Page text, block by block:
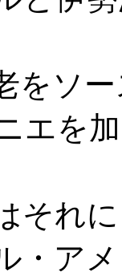
をソ
エを
それ
・ア